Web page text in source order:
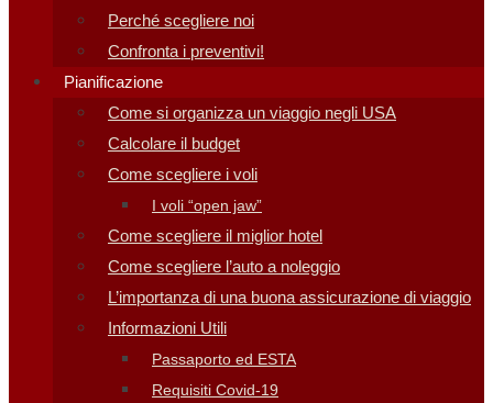
Perché scegliere noi
Confronta i preventivi!
Pianificazione
Come si organizza un viaggio negli USA
Calcolare il budget
Come scegliere i voli
I voli “open jaw”
Come scegliere il miglior hotel
Come scegliere l’auto a noleggio
L’importanza di una buona assicurazione di viaggio
Informazioni Utili
Passaporto ed ESTA
Requisiti Covid-19